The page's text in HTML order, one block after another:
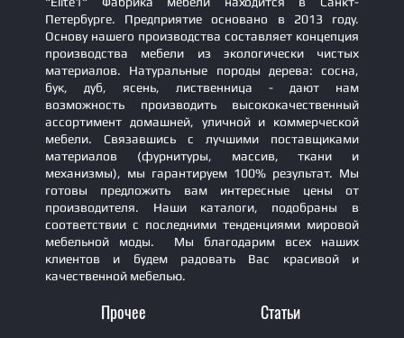
Петербурге. Предприятие основано в 2013 году.
Основу нашего производства составляет концепция
производства мебели из экологически чистых
материалов. Натуральные породы дерева: сосна,
бук, дуб, ясень, лиственница - дают нам
возможность производить высококачественный
ассортимент домашней, уличной и коммерческой
мебели. Связавшись с лучшими поставщиками
материалов (фурнитуры, массив, ткани и
механизмы), мы гарантируем 100% результат. Мы
готовы предложить вам интересные цены от
производителя. Наши каталоги, подобраны в
соответствии с последними тенденциями мировой
мебельной моды. Мы благодарим всех наших
клиентов и будем радовать Вас красивой и
качественной мебелью.
Прочее Статьи